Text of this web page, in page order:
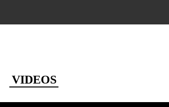
VIDEOS